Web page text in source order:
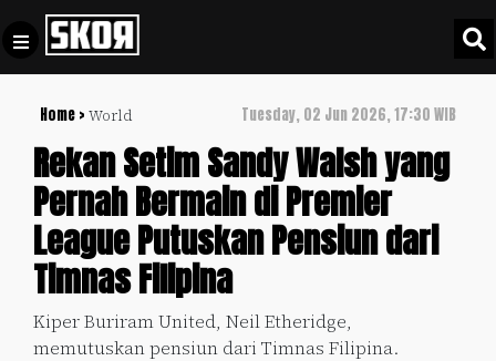
Home > World Tuesday, 02 Jun 2026, 17:30 WIB
Rekan Setim Sandy Walsh yang
Pernah Bermain di Premier
League Putuskan Pensiun dari
Timnas Filipina
Kiper Buriram United, Neil Etheridge,
memutuskan pensiun dari Timnas Filipina.
Football +
Culture +
Sports
Update
+
Timnas
Policy
Pedoman
Pemberitaan
Media
Siber
Disclaimer